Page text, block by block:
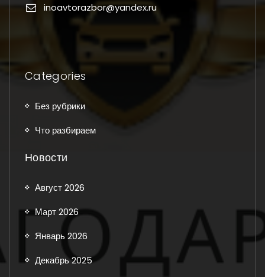
inoavtorazbor@yandex.ru
Categories
Без рубрики
Что разбираем
Новости
Август 2026
Март 2026
Январь 2026
Декабрь 2025